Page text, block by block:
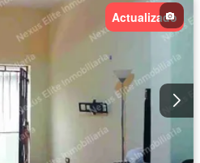
Actualizado